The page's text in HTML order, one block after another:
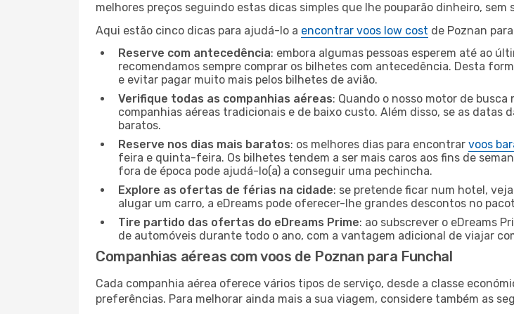
melhores preços seguindo estas dicas simples que lhe pouparão dinheiro,
Aqui estão cinco dicas para ajudá-lo a encontrar voos low cost de Poznan
Reserve com antecedência: embora algumas pessoas esperem até ao
recomendamos sempre comprar os bilhetes com antecedência. Desta
e evitar pagar muito mais pelos bilhetes de avião.
Verifique todas as companhias aéreas: Quando o nosso motor de
companhias aéreas tradicionais e de baixo custo. Além disso, se as
baratos.
Reserve nos dias mais baratos: os melhores dias para encontrar voos
feira e quinta-feira. Os bilhetes tendem a ser mais caros aos fins de
fora de época pode ajudá-lo(a) a conseguir uma pechincha.
Explore as ofertas de férias na cidade: se pretende ficar num hotel,
alugar um carro, a eDreams pode oferecer-lhe grandes descontos no
Tire partido das ofertas do eDreams Prime: ao subscrever o eDreams
de automóveis durante todo o ano, com a vantagem adicional de viajar
Companhias aéreas com voos de Poznan para Funchal
Cada companhia aérea oferece vários tipos de serviço, desde a classe
preferências. Para melhorar ainda mais a sua viagem, considere também as